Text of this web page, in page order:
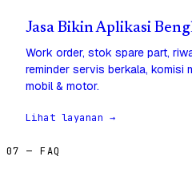
Jasa Bikin Aplikasi
Work order, stok spare part,
reminder servis berkala, komisi
mobil & motor.
Lihat layanan →
07 — FAQ